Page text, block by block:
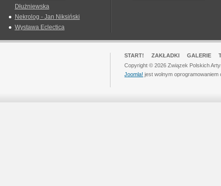
Dłużniewska
Nekrolog - Jan Niksiński
Wystawa Eclectica
START! ZAKŁADKI GALERIE
Copyright © 2026 Związek Polskich
Joomla! jest wolnym